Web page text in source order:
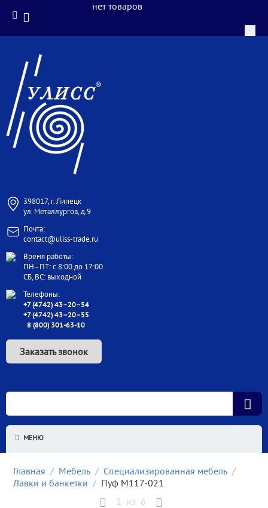
398017, г. Липецк
ул. Металлургов, д.9
Почта:
contact@uliss-trade.ru
Время работы:
ПН–ПТ: с 8:00 до 17:00
СБ, ВС: выходной
Телефоны:
+7 (4742) 43–20–54
+7 (4742) 43–20–55
8 (800) 301-63-10
Заказать звонок
нет товаров
МЕНЮ
Главная / Мебель / Специализированная мебель /
Лавки и банкетки / Пуф М117-021
2 из 6